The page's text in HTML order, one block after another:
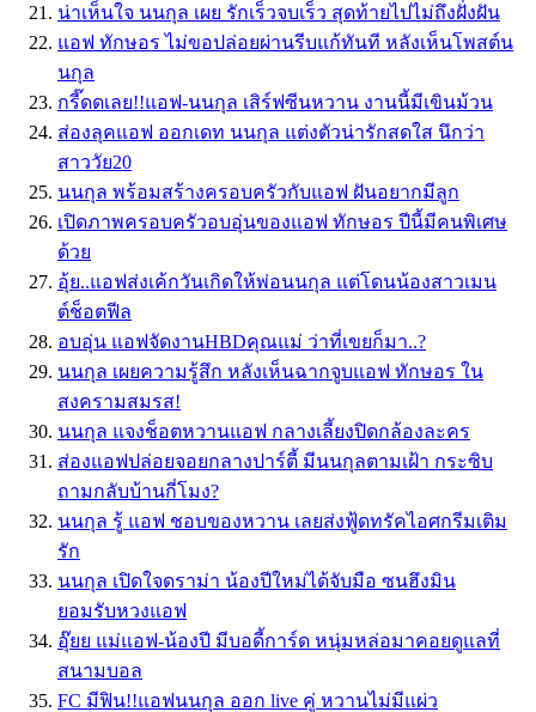
น่าเห็นใจ นนกุล เผย รักเร็วจบเร็ว สุดท้ายไปไม่ถึงฝั่งฝัน
แอฟ ทักษอร ไม่ขอปล่อยผ่านรีบแก้ทันที หลังเห็นโพสต์น
นกุล
กรี๊ดดเลย!!แอฟ-นนกุล เสิร์ฟซีนหวาน งานนี้มีเขินม้วน
ส่องลุคแอฟ ออกเดท นนกุล แต่งตัวน่ารักสดใส นึกว่า
สาววัย20
นนกุล พร้อมสร้างครอบครัวกับแอฟ ฝันอยากมีลูก
เปิดภาพครอบครัวอบอุ่นของแอฟ ทักษอร ปีนี้มีคนพิเศษ
ด้วย
อุ้ย..แอฟส่งเค้กวันเกิดให้พ่อนนกุล แต่โดนน้องสาวเมน
ต์ช็อตฟีล
อบอุ่น แอฟจัดงานHBDคุณแม่ ว่าที่เขยก็มา..?
นนกุล เผยความรู้สึก หลังเห็นฉากจูบแอฟ ทักษอร ใน
สงครามสมรส!
นนกุล แจงช็อตหวานแอฟ กลางเลี้ยงปิดกล้องละคร
ส่องแอฟปล่อยจอยกลางปาร์ตี้ มีนนกุลตามเฝ้า กระซิบ
ถามกลับบ้านกี่โมง?
นนกุล รู้ แอฟ ชอบของหวาน เลยส่งฟู้ดทรัคไอศกรีมเติม
รัก
นนกุล เปิดใจดราม่า น้องปีใหม่ได้จับมือ ซนฮึงมิน
ยอมรับหวงแอฟ
อุ๊ยย แม่แอฟ-น้องปี มีบอดี้การ์ด หนุ่มหล่อมาคอยดูแลที่
สนามบอล
FC มีฟิน!!แอฟนนกุล ออก live คู่ หวานไม่มีแผ่ว